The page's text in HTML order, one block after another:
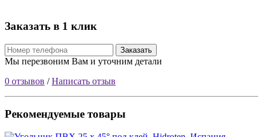
Заказать в 1 клик
Заказать
Мы перезвоним Вам и уточним детали
0 отзывов /Написать отзыв
Рекомендуемые товары